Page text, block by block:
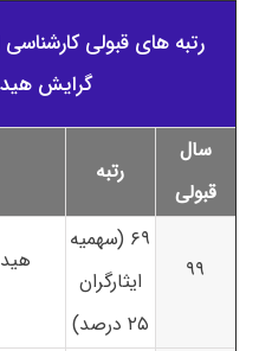
رتبه های قبولی
گرایش
سال
قبولی
رتبه
۹۹
۶۹ (سهمیه
ایثارگران
۲۵ درصد)